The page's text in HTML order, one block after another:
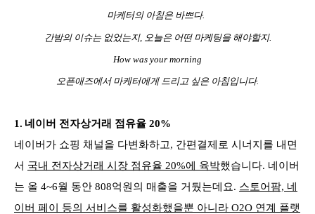
마케터의 아침은 바쁘다.
간밤의 이슈는 없었는지, 오늘은 어떤 마케팅을 해야할지.
How was your morning
오픈애즈에서 마케터에게 드리고 싶은 아침입니다.
1. 네이버 전자상거래 점유율 20%
네이버가 쇼핑 채널을 다변화하고, 간편결제로 시너지를 내면
서 국내 전자상거래 시장 점유율 20%에 육박했습니다. 네이버
는 올 4~6월 동안 808억원의 매출을 거뒀는데요. 스토어팜, 네
이버 페이 등의 서비스를 활성화했을뿐 아니라 O2O 연계 플랫